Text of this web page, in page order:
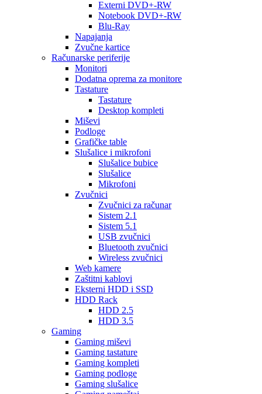
Externi DVD+-RW
Notebook DVD+-RW
Blu-Ray
Napajanja
Zvučne kartice
Računarske periferije
Monitori
Dodatna oprema za monitore
Tastature
Tastature
Desktop kompleti
Miševi
Podloge
Grafičke table
Slušalice i mikrofoni
Slušalice bubice
Slušalice
Mikrofoni
Zvučnici
Zvučnici za računar
Sistem 2.1
Sistem 5.1
USB zvučnici
Bluetooth zvučnici
Wireless zvučnici
Web kamere
Zaštitni kablovi
Eksterni HDD i SSD
HDD Rack
HDD 2.5
HDD 3.5
Gaming
Gaming miševi
Gaming tastature
Gaming kompleti
Gaming podloge
Gaming slušalice